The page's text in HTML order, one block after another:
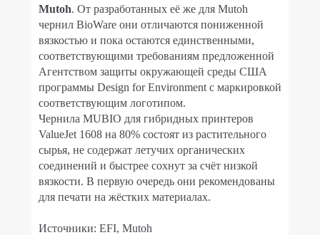
Mutoh. От разработанных её же для Mutoh
чернил BioWare они отличаются пониженной
вязкостью и пока остаются единственными,
соответствующими требованиям предложенной
Агентством защиты окружающей среды США
программы Design for Environment с маркировкой
соответствующим логотипом.
Чернила MUBIO для гибридных принтеров
ValueJet 1608 на 80% состоят из растительного
сырья, не содержат летучих органических
соединений и быстрее сохнут за счёт низкой
вязкости. В первую очередь они рекомендованы
для печати на жёстких материалах.
Источники: EFI, Mutoh